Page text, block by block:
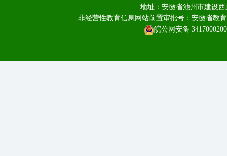
地址：安徽省池州市建设
非经营性教育信息网站前置审批号：安徽省教
皖公网安备